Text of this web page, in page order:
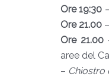
Ore 19:30 –
Ore 21.00
Ore 21.00
aree del
– Chiostro